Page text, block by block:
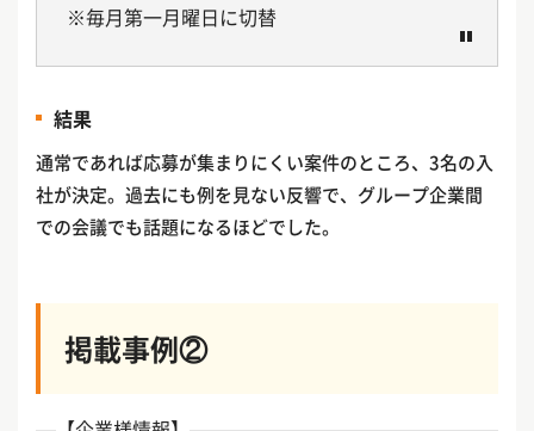
※毎月第一月曜日に切替
結果
通常であれば応募が集まりにくい案件のところ、3名の入
社が決定。過去にも例を見ない反響で、グループ企業間
での会議でも話題になるほどでした。
掲載事例②